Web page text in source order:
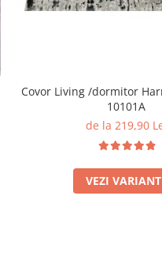
Covor Living /dormitor
10101A
de la 219,90
VEZI